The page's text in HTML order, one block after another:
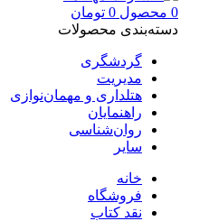
0 محصول 0 تومان
دسته‌بندی محصولات
گردشگری
مدیریت
هتلداری و مهمان‌نوازی
راهنمایان
روان‌شناسی
سایر
خانه
فروشگاه
نقد کتاب